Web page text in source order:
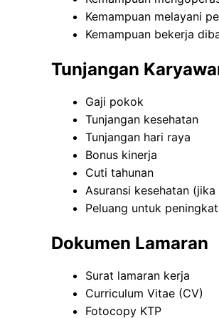
Kemampuan melayani
Kemampuan bekerja
Tunjangan
Gaji pokok
Tunjangan kesehatan
Tunjangan hari raya
Bonus kinerja
Cuti tahunan
Asuransi kesehatan
Peluang untuk
Dokumen Lamaran
Surat lamaran kerja
Curriculum Vitae (CV)
Fotocopy KTP